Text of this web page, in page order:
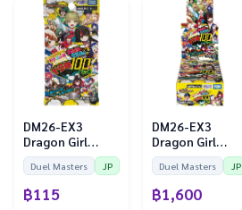
DM26-EX3
Dragon Girl
100% Pack (ซอง)
Duel Masters JP
฿115
DM26-EX3
Dragon Girl
100% Pack
(กล่อง)
Duel Masters JP
฿1,600